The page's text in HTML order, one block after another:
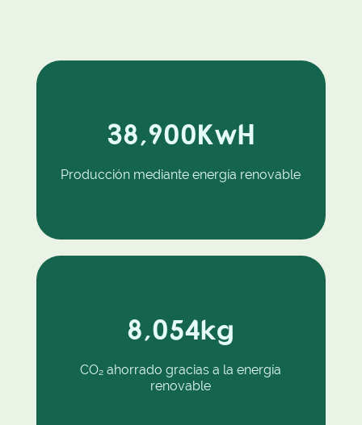
38,900KwH
Producción mediante energía renovable
8,054kg
CO₂ ahorrado gracias a la energía
renovable